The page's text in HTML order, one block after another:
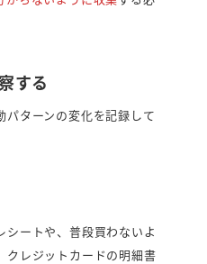
する
パターンの変化を記録して
ートや、普段買わないよ
クレジットカードの明細書